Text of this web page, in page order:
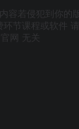
容若侵犯到你的
节课程或软件
网 无关